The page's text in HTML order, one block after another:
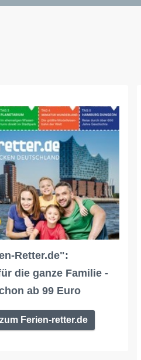
Retter.de":
die ganze Familie -
ab 99 Euro
Ferien-retter.de